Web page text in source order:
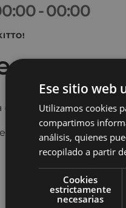
-00:00
(Para los participantes
...eta Kitto!
Ese sitio web
Utilizamos cookies
compartimos
análisis, quienes
recopilado a partir
Cookies
estrictamente
necesarias